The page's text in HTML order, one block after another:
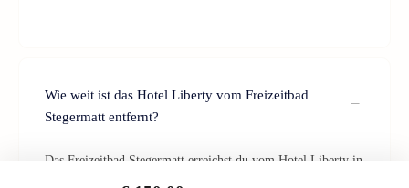
Wie weit ist das Hotel Liberty vom Freizeitbad
Stegermatt entfernt?
Das Freizeitbad Stegermatt erreichst du vom Hotel Liberty in